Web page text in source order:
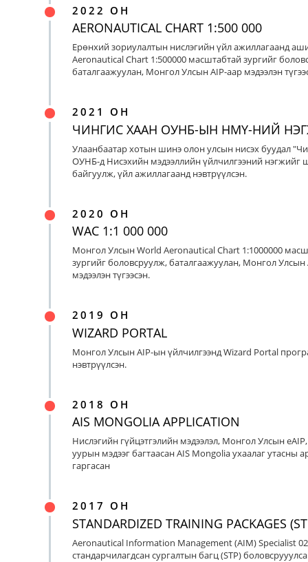
2022 ОН
AERONAUTICAL CHART 1:500 000
Ерөнхий зориулалтын нислэгийн үйл ажиллагаанд
Aeronautical Chart 1:500000 масштабтай зургийг
баталгаажуулан, Монгол Улсын AIP-аар мэдээлэн
2021 ОН
ЧИНГИС ХААН ОУНБ-ЫН НМҮ-НИЙ
Улаанбаатар хотын шинэ олон улсын нисэх буудал
ОУНБ-д Нисэхийн мэдээллийн үйлчилгээний нэгжийг
байгуулж, үйл ажиллагаанд нэвтрүүлсэн.
2020 ОН
WAC 1:1 000 000
Монгол Улсын World Aeronautical Chart 1:1000000
зургийг боловсруулж, баталгаажуулан, Монгол Улсын
мэдээлэн түгээсэн.
2019 ОН
WIZARD PORTAL
Монгол Улсын AIP-ын үйлчилгээнд Wizard Portal
нэвтрүүлсэн.
2018 ОН
AIS MONGOLIA APPLICATION
Нислэгийн гүйцэтгэлийн мэдээлэл, Монгол Улсын
уурын мэдээг багтаасан AIS Mongolia ухаалаг утасны
гаргасан
2017 ОН
STANDARDIZED TRAINING PACKAGES
Aeronautical Information Management (AIM) Specialist
стандарчилагдсан сургалтын багц (STP)